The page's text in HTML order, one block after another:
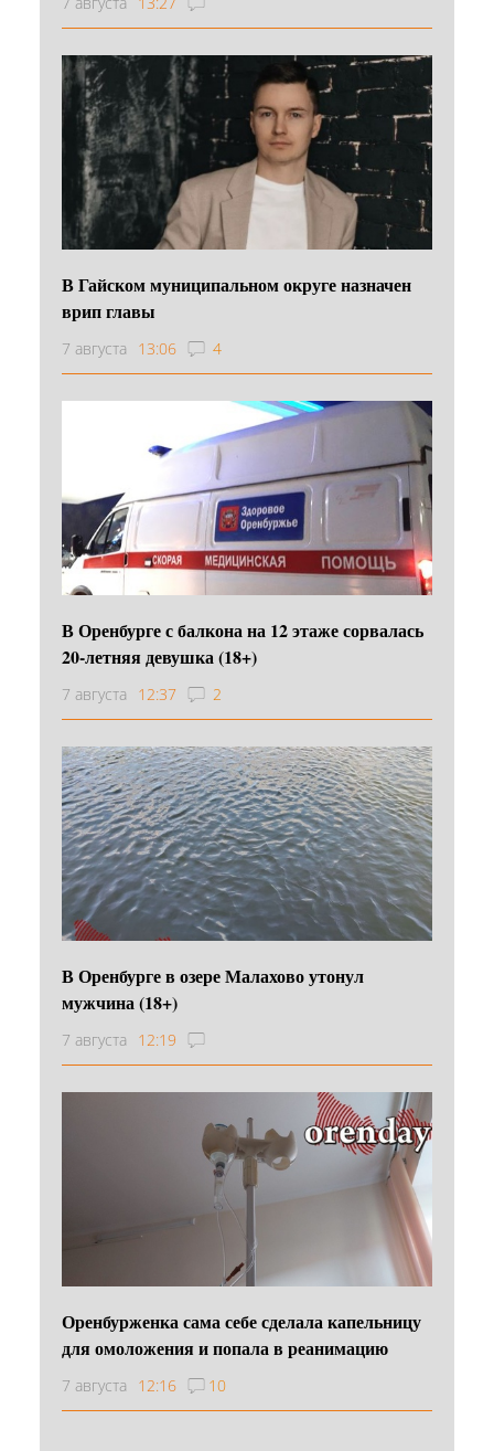
В Гайском муниципальном округе назначен
врип главы
7 августа 13:06 4
В Оренбурге с балкона на 12 этаже сорвалась
20-летняя девушка (18+)
7 августа 12:37 2
В Оренбурге в озере Малахово утонул
мужчина (18+)
7 августа 12:19
Оренбурженка сама себе сделала капельницу
для омоложения и попала в реанимацию
7 августа 12:16 10